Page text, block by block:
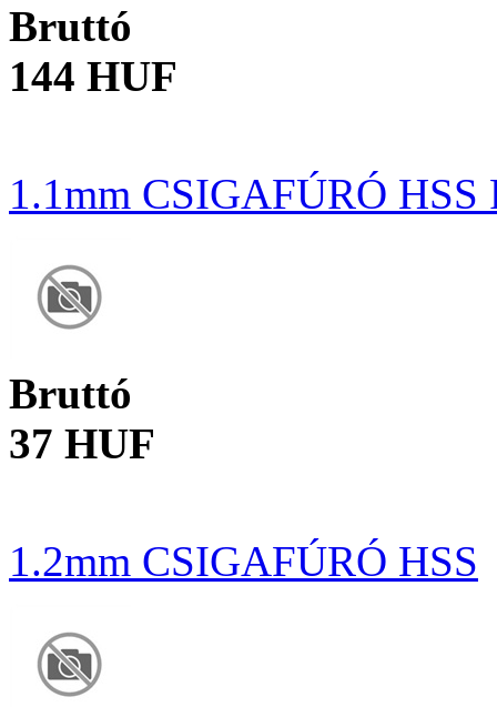
Bruttó
144 HUF
1.1mm CSIGAFÚRÓ
Bruttó
37 HUF
1.2mm CSIGAFÚRÓ HSS